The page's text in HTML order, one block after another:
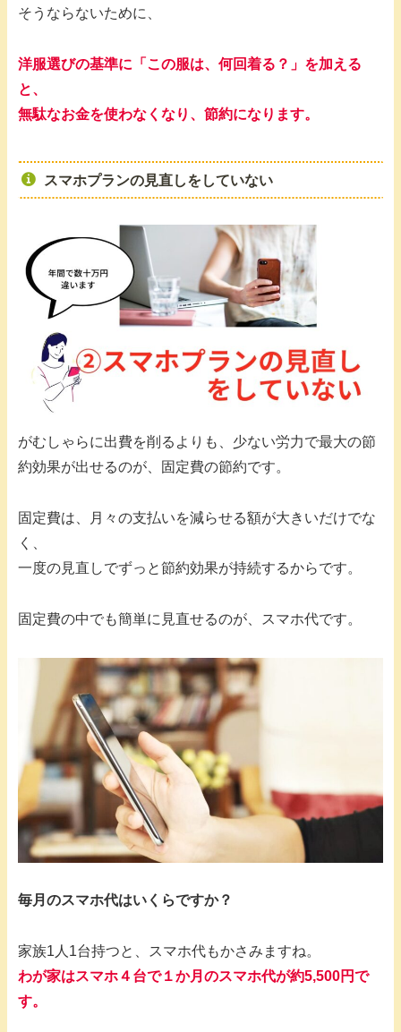
そうならないために、
洋服選びの基準に「この服は、何回着る？」を加える
と、
無駄なお金を使わなくなり、節約になります。
スマホプランの見直しをしていない
がむしゃらに出費を削るよりも、少ない労力で最大の節
約効果が出せるのが、固定費の節約です。
固定費は、月々の支払いを減らせる額が大きいだけでな
く、
一度の見直しでずっと節約効果が持続するからです。
固定費の中でも簡単に見直せるのが、スマホ代です。
毎月のスマホ代はいくらですか？
家族1人1台持つと、スマホ代もかさみますね。
わが家はスマホ４台で１か月のスマホ代が約5,500円で
す。